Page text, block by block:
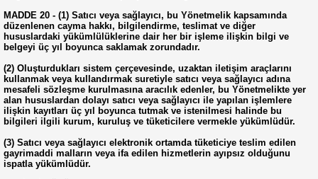
MADDE 20 - (1) Satıcı veya sağlayıcı, bu Yönetmelik kapsamında
düzenlenen cayma hakkı, bilgilendirme, teslimat ve diğer
hususlardaki yükümlülüklerine dair her bir işleme ilişkin bilgi ve
belgeyi üç yıl boyunca saklamak zorundadır.
(2) Oluşturdukları sistem çerçevesinde, uzaktan iletişim araçlarını
kullanmak veya kullandırmak suretiyle satıcı veya sağlayıcı adına
mesafeli sözleşme kurulmasına aracılık edenler, bu Yönetmelikte yer
alan hususlardan dolayı satıcı veya sağlayıcı ile yapılan işlemlere
ilişkin kayıtları üç yıl boyunca tutmak ve istenilmesi halinde bu
bilgileri ilgili kurum, kuruluş ve tüketicilere vermekle yükümlüdür.
(3) Satıcı veya sağlayıcı elektronik ortamda tüketiciye teslim edilen
gayrimaddi malların veya ifa edilen hizmetlerin ayıpsız olduğunu
ispatla yükümlüdür.